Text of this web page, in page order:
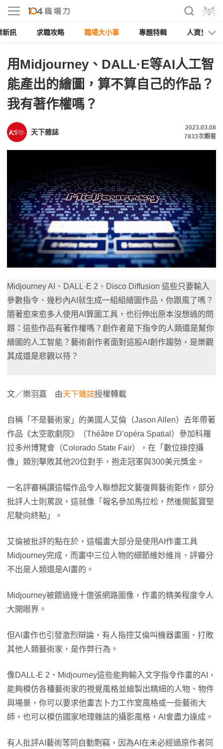
新訊 求職攻略 職場大小事 專題特輯 人資充電
用Midjourney、DALL·E等AI人工智
能產出的繪圖，算不算自己的作品？
我有著作權嗎？
天下雜誌
2023.03.08
7833次觀看
Midjourney AI、DALL·E 2、Disco Diffusion 這些只要輸入
參數指令、幾秒內AI就生成一組組繪圖作品，你跟風了嗎？
隨著愈來愈多人使用AI算圖工具，也衍伸出原本沒想過的問
題：這些作品有著作權嗎？創作者是下指令的人類還是幫你
繪圖的人工智能？藝術創作者面對這股AI創作趨勢，是樂觀
其成還是悲觀以待？
文／樂羽嘉 由天下雜誌授權轉載
自稱「不是藝術家」的美國人艾倫（Jason Allen）去年帶著
作品《太空歌劇院》（Théâtre D’opéra Spatial）參加科羅
拉多州博覽會（Colorado State Fair），在「數位操控攝
像」類別擊敗其他20位對手，抱走冠軍與300美元獎金。
一名評審稱讚這幅作品令人聯想起文藝復興藝術鉅作，部分
批評人士則罵說，這就像「報名參加馬拉松，然後開藍寶堅
尼駛向終點」。
艾倫被批評的點在於，這幅畫大部分是使用AI作畫工具
Midjourney完成，而畫中三位人物的細節維妙維肖，評審分
不出是人類還是AI畫的。
Midjourney被餵過幾十億張網路圖像，作畫的精美程度令人
大開眼界。
但AI畫作也引發激烈辯論，有人指控艾倫叫機器畫圖，打敗
其他人類藝術家，是作弊行為。
像DALL-E 2、Midjourney這些能夠輸入文字指令作畫的AI，
能夠模仿各種藝術家的視覺風格並繪製出精細的人物、物件
與場景，你可以要求他畫吉卜力工作室風格或一些藝術大
師，也可以模仿國家地理雜誌的攝影風格，AI會盡力達成。
有人批評AI藝術等同自動剽竊，因為AI在未必經過原作者同